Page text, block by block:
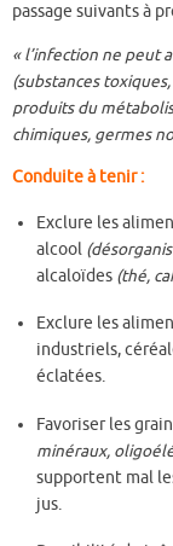
passage suivants à
« l’infection ne peut
(substances
produits du
chimiques, germes
Conduite à tenir :
Exclure les
alcool
alcaloïdes (thé,
Exclure les
industriels,
éclatées.
Favoriser les
minéraux,
supportent mal
jus.